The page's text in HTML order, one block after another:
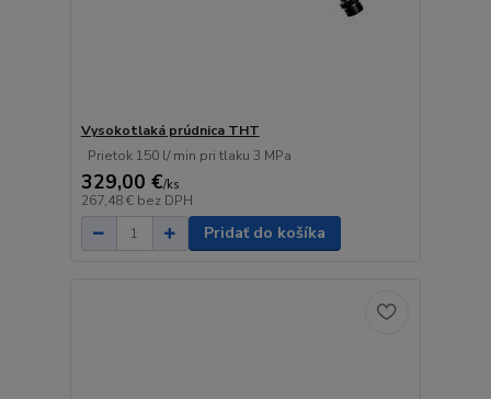
Vysokotlaká prúdnica THT
Prietok 150 l/ min pri tlaku 3 MPa
329,00 €/ks
267,48 € bez DPH
Pridať do košíka